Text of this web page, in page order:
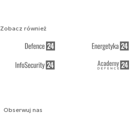
Obserwuj nas
Zobacz również